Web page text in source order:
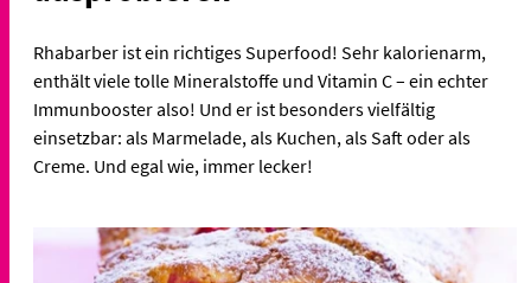
Rhabarber ist ein richtiges Superfood! Sehr kalorienarm,
enthält viele tolle Mineralstoffe und Vitamin C – ein echter
Immunbooster also! Und er ist besonders vielfältig
einsetzbar: als Marmelade, als Kuchen, als Saft oder als
Creme. Und egal wie, immer lecker!